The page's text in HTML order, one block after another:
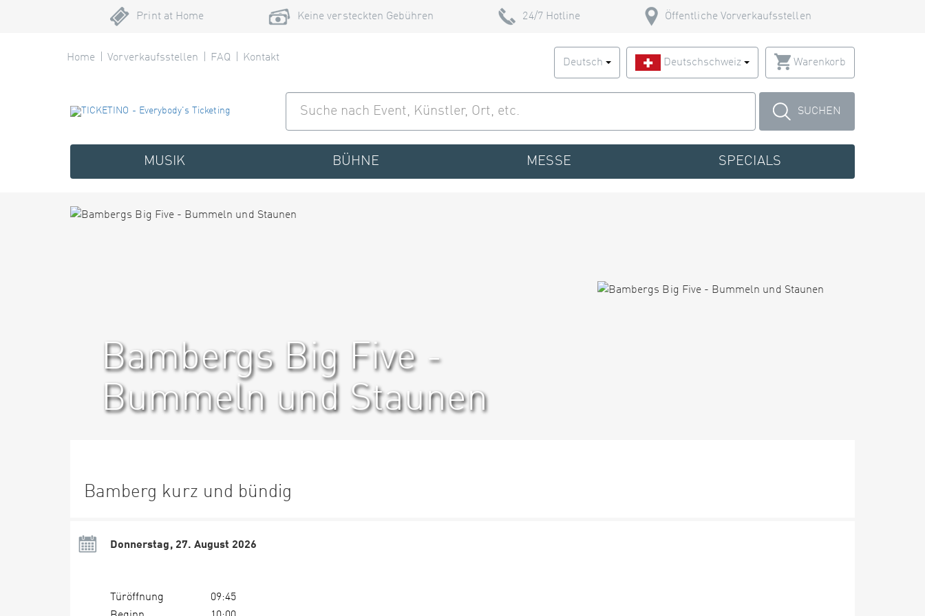
Print at Home Keine versteckten Gebühren 24/7 Hotline Öffentliche Vorverkaufsstellen
Home Vorverkaufsstellen FAQ Kontakt Deutsch Deutschschweiz Warenkorb
SUCHEN
MUSIK BÜHNE MESSE SPECIALS
Bambergs Big Five -
Bummeln und Staunen
Bamberg kurz und bündig
Donnerstag, 27. August 2026
Türöffnung
09:45